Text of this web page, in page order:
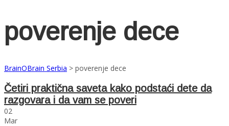
poverenje dece
BrainOBrain Serbia > poverenje dece
Četiri praktična saveta kako podstaći dete da
razgovara i da vam se poveri
02
Mar